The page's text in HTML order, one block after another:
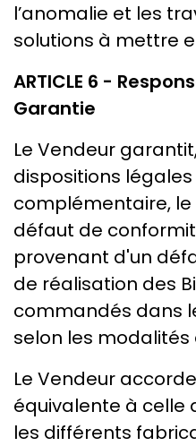
l’anomalie et les
solutions à mettre
ARTICLE 6 -
Garantie
Le Vendeur
dispositions
complémentaire,
défaut de
provenant d'un
de réalisation des
commandés dans
selon les
Le Vendeur
équivalente à celle
les différents